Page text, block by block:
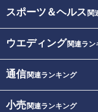
スポーツ＆ヘルス 関
ウエディング関連ラン
通信関連ランキング
小売関連ランキング